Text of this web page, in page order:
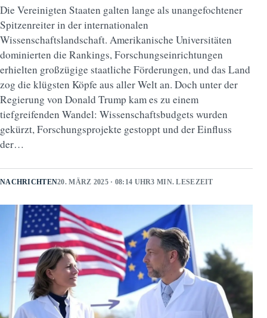
Die Vereinigten Staaten galten lange als unangefochtener
Spitzenreiter in der internationalen
Wissenschaftslandschaft. Amerikanische Universitäten
dominierten die Rankings, Forschungseinrichtungen
erhielten großzügige staatliche Förderungen, und das Land
zog die klügsten Köpfe aus aller Welt an. Doch unter der
Regierung von Donald Trump kam es zu einem
tiefgreifenden Wandel: Wissenschaftsbudgets wurden
gekürzt, Forschungsprojekte gestoppt und der Einfluss
der…
NACHRICHTEN20. MÄRZ 2025 · 08:14 UHR3 MIN. LESEZEIT